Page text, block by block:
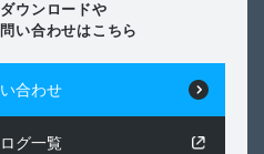
ウンロードや
い合わせはこちら
合わせ
グ一覧